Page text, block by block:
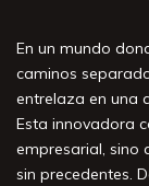
En un mundo
caminos
entrelaza en una
Esta innovadora
empresarial, sino
sin precedentes.